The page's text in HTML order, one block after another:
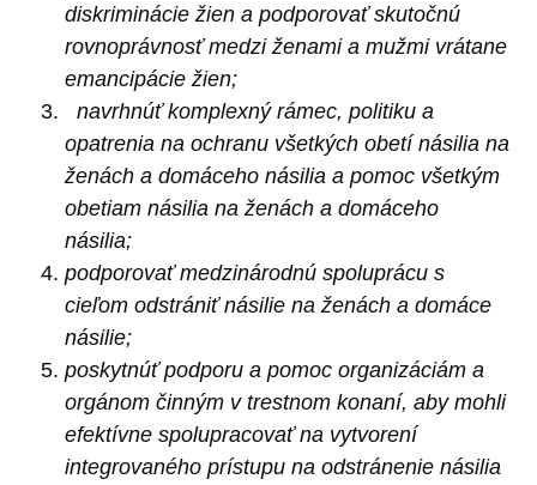
diskriminácie žien a podporovať skutočnú
rovnoprávnosť medzi ženami a mužmi vrátane
emancipácie žien;
navrhnúť komplexný rámec, politiku a
opatrenia na ochranu všetkých obetí násilia na
ženách a domáceho násilia a pomoc všetkým
obetiam násilia na ženách a domáceho
násilia;
podporovať medzinárodnú spoluprácu s
cieľom odstrániť násilie na ženách a domáce
násilie;
poskytnúť podporu a pomoc organizáciám a
orgánom činným v trestnom konaní, aby mohli
efektívne spolupracovať na vytvorení
integrovaného prístupu na odstránenie násilia